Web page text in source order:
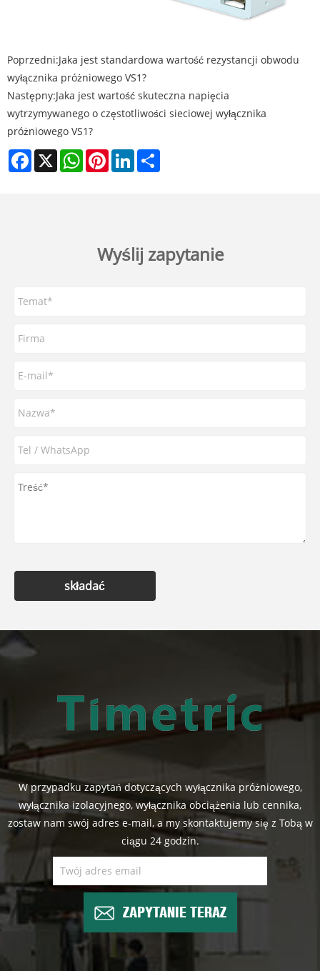
Poprzedni:Jaka jest standardowa wartość rezystancji obwodu
wyłącznika próżniowego VS1?
Następny:Jaka jest wartość skuteczna napięcia
wytrzymywanego o częstotliwości sieciowej wyłącznika
próżniowego VS1?
Facebook
X WhatsAppPinterestLinkedIn
Wyślij zapytanie
składać
W przypadku zapytań dotyczących wyłącznika próżniowego,
wyłącznika izolacyjnego, wyłącznika obciążenia lub cennika,
zostaw nam swój adres e-mail, a my skontaktujemy się z Tobą w
ciągu 24 godzin.
ZAPYTANIE TERAZ